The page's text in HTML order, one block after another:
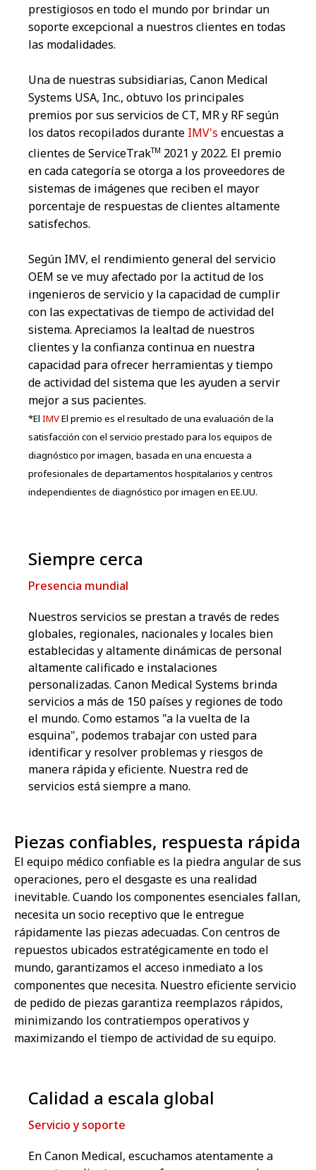
prestigiosos en todo el mundo por brindar un
soporte excepcional a nuestros clientes en todas
las modalidades.
Una de nuestras subsidiarias, Canon Medical
Systems USA, Inc., obtuvo los principales
premios por sus servicios de CT, MR y RF según
los datos recopilados durante IMV's encuestas a
clientes de ServiceTrakTM 2021 y 2022. El premio
en cada categoría se otorga a los proveedores de
sistemas de imágenes que reciben el mayor
porcentaje de respuestas de clientes altamente
satisfechos.
Según IMV, el rendimiento general del servicio
OEM se ve muy afectado por la actitud de los
ingenieros de servicio y la capacidad de cumplir
con las expectativas de tiempo de actividad del
sistema. Apreciamos la lealtad de nuestros
clientes y la confianza continua en nuestra
capacidad para ofrecer herramientas y tiempo
de actividad del sistema que les ayuden a servir
mejor a sus pacientes.
*El IMVEl premio es el resultado de una evaluación de la
satisfacción con el servicio prestado para los equipos de
diagnóstico por imagen, basada en una encuesta a
profesionales de departamentos hospitalarios y centros
independientes de diagnóstico por imagen en EE.UU.
Siempre cerca
Presencia mundial
Nuestros servicios se prestan a través de redes
globales, regionales, nacionales y locales bien
establecidas y altamente dinámicas de personal
altamente calificado e instalaciones
personalizadas. Canon Medical Systems brinda
servicios a más de 150 países y regiones de todo
el mundo. Como estamos "a la vuelta de la
esquina", podemos trabajar con usted para
identificar y resolver problemas y riesgos de
manera rápida y eficiente. Nuestra red de
servicios está siempre a mano.
Piezas confiables, respuesta rápida
El equipo médico confiable es la piedra angular de sus
operaciones, pero el desgaste es una realidad
inevitable. Cuando los componentes esenciales fallan,
necesita un socio receptivo que le entregue
rápidamente las piezas adecuadas. Con centros de
repuestos ubicados estratégicamente en todo el
mundo, garantizamos el acceso inmediato a los
componentes que necesita. Nuestro eficiente servicio
de pedido de piezas garantiza reemplazos rápidos,
minimizando los contratiempos operativos y
maximizando el tiempo de actividad de su equipo.
Calidad a escala global
Servicio y soporte
En Canon Medical, escuchamos atentamente a